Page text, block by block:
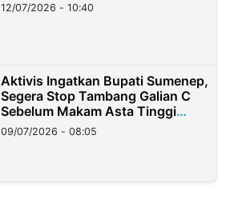
12/07/2026 - 10:40
Aktivis Ingatkan Bupati Sumenep,
Segera Stop Tambang Galian C
Sebelum Makam Asta Tinggi
Longsor
09/07/2026 - 08:05